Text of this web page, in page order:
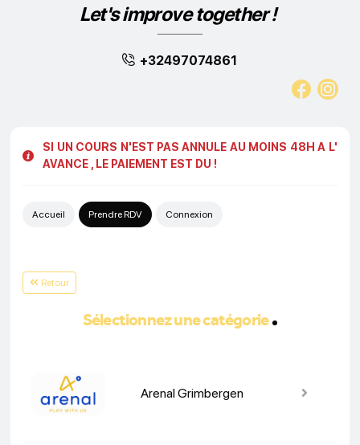
Let's improve together !
+32497074861
SI UN COURS N'EST PAS ANNULE AU MOINS 48H A L'
AVANCE , LE PAIEMENT EST DU !
Accueil Prendre RDV Connexion
Retour
Sélectionnez une catégorie
Arenal Grimbergen